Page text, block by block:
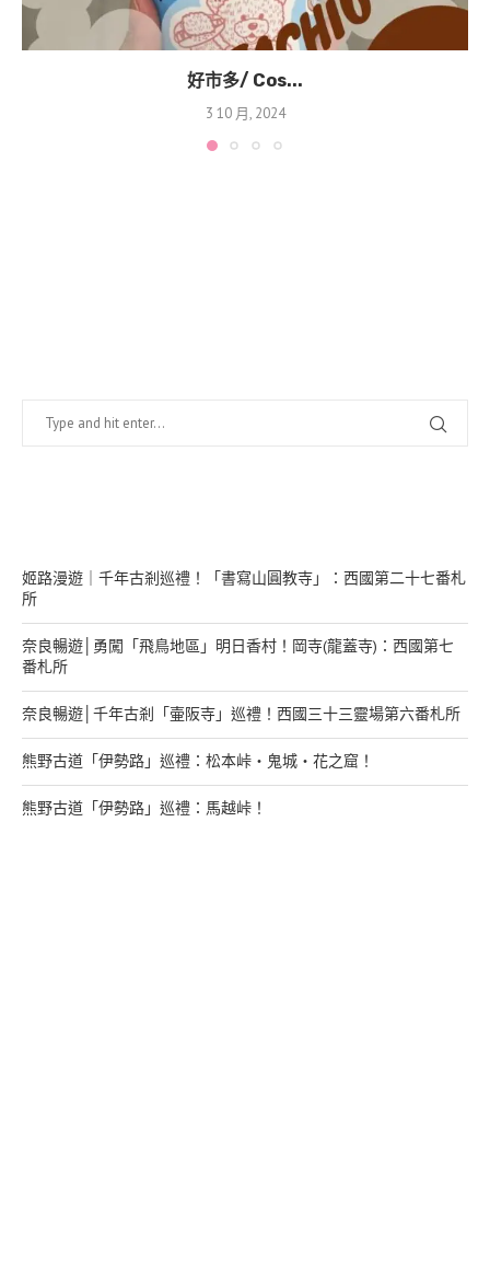
好市多/ Cos...
3 10 月, 2024
姬路漫遊｜千年古剎巡禮！「書寫山圓教寺」：西國第二十七番札
所
奈良暢遊│勇闖「飛鳥地區」明日香村！岡寺(龍蓋寺)：西國第七
番札所
奈良暢遊│千年古剎「壷阪寺」巡禮！西國三十三靈場第六番札所
熊野古道「伊勢路」巡禮：松本峠・鬼城・花之窟！
熊野古道「伊勢路」巡禮：馬越峠！